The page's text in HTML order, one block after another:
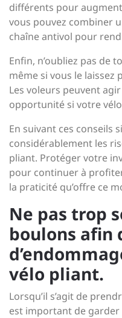
différents pour
vous pouvez combiner
chaîne antivol pour
Enfin, n’oubliez pas de
même si vous le
Les voleurs peuvent
opportunité si votre vélo
En suivant ces conseils
considérablement les
pliant. Protéger votre
pour continuer à
la praticité qu’offre ce
Ne pas trop
boulons afin
vélo pliant.
Lorsqu’il s’agit de
est important de garder